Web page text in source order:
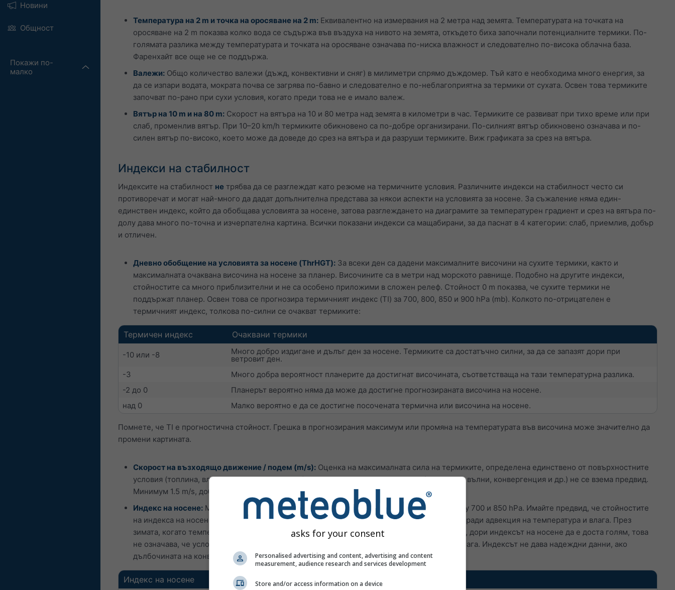
Новини
Общност
Покажи по-
малко
Температура на 2 m и точка на оросяване на 2 m: Еквивалентно на измервания на 2 метра над земята. Температурата на точката на
оросяване на 2 m показва колко вода се съдържа във въздуха на нивото на земята, откъдето биха започнали потенциалните термики. По-
голямата разлика между температурата и точката на оросяване означава по-ниска влажност и следователно по-висока облачна база.
Фаренхайт все още не се поддържа.
Валежи: Общо количество валежи (дъжд, конвективни и сняг) в милиметри спрямо дъждомер. Тъй като е необходима много енергия, за
да се изпари водата, мократа почва се загрява по-бавно и следователно е по-неблагоприятна за термики от сухата. Освен това термиките
започват по-рано при сухи условия, когато преди това не е имало валеж.
Вятър на 10 m и на 80 m: Скорост на вятъра на 10 и 80 метра над земята в километри в час. Термиките се развиват при тихо време или при
слаб, променлив вятър. При 10–20 km/h термиките обикновено са по-добре организирани. По-силният вятър обикновено означава и по-
силен вятър по-високо, което може да доведе до срез на вятъра и да разруши термиките. Виж графиката за срез на вятъра.
Индекси на стабилност
Индексите на стабилност не трябва да се разглеждат като резюме на термичните условия. Различните индекси на стабилност често си
противоречат и могат най-много да дадат допълнителна представа за някои аспекти на условията за носене. За съжаление няма един-
единствен индекс, който да обобщава условията за носене, затова разглеждането на диаграмите за температурен градиент и срез на вятъра по-
долу дава много по-точна и изчерпателна картина. Всички показани индекси са мащабирани, за да паснат в 4 категории: слаб, приемлив, добър
и отличен.
Дневно обобщение на условията за носене (ThrHGT): За всеки ден са дадени максималните височини на сухите термики, както и
максималната очаквана височина на носене за планер. Височините са в метри над морското равнище. Подобно на другите индекси,
стойностите са много приблизителни и не са особено приложими в сложен релеф. Стойност 0 m показва, че сухите термики не
поддържат планер. Освен това се прогнозира термичният индекс (TI) за 700, 800, 850 и 900 hPa (mb). Колкото по-отрицателен е
термичният индекс, толкова по-силни се очакват термиките:
Термичен индекс Очаквани термики
-10 или -8 Много добро издигане и дълъг ден за носене. Термиките са достатъчно силни, за да се запазят дори при
ветровит ден.
-3
Много добра вероятност планерите да достигнат височината, съответстваща на тази температурна разлика.
-2 до 0
Планерът вероятно няма да може да достигне прогнозираната височина на носене.
над 0
Малко вероятно е да се достигне посочената термична или височина на носене.
Помнете, че TI е прогностична стойност. Грешка в прогнозирания максимум или промяна на температурата във височина може значително да
промени картината.
Скорост на възходящо движение / подем (m/s): Оценка на максималната сила на термиките, определена единствено от повърхностните
условия (топлина, влага и слънчева радиация). Издигане, причинено от вятър (планински вълни, конвергенция и др.) не се взема предвид.
Минимум 1.5 m/s, добро 2 m/s, отлично >2.5 m/s.
Индекс на носене: Мярка за стабилност, която отчита температурата и влажността между 700 и 850 hPa. Имайте предвид, че стойностите
на индекса на носене могат да се променят значително през лятото за кратки периоди поради адвекция на температура и влага. През
зимата, когато температурите са много ниски, влаговите членове са много малки. Затова, дори индексът на носене да е доста голям, това
не означава, че условията са благоприятни за гръмотевични бури поради недостига на влага. Индексът не дава надеждни данни, ако
дълбочината на конвективния слой завършва под 700 hPa.
Индекс на носене Условия за носене
asks for your consent
Personalised advertising and content, advertising and content
measurement, audience research and services development
Store and/or access information on a device